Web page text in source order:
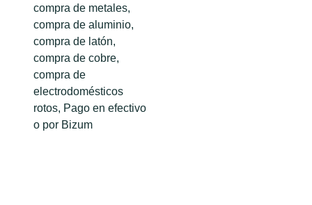
compra de metales,
compra de aluminio,
compra de latón,
compra de cobre,
compra de
electrodomésticos
rotos, Pago en efectivo
o por Bizum